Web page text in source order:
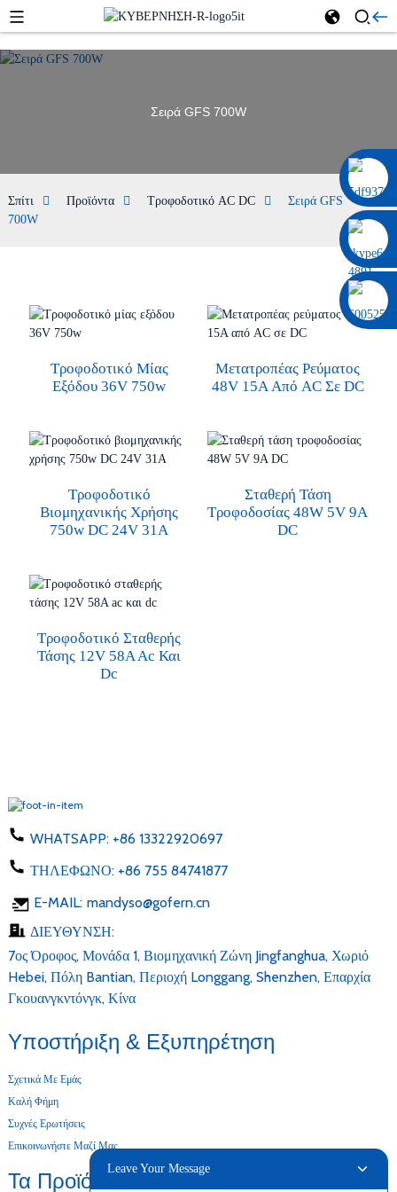
0086 13322920697
Σειρά GFS 700W
Σπίτι Προϊόντα Τροφοδοτικό AC DC
Σειρά GFS
700W
Τροφοδοτικό Μίας
Εξόδου 36V 750w
Μετατροπέας Ρεύματος
48V 15A Από AC Σε DC
Τροφοδοτικό
Βιομηχανικής Χρήσης
750w DC 24V 31A
Σταθερή Τάση
Τροφοδοσίας 48W 5V 9A
DC
Τροφοδοτικό Σταθερής
Τάσης 12V 58A Ac Και
Dc
WHATSAPP: +86 13322920697
ΤΗΛΕΦΩΝΟ: +86 755 84741877
E-MAIL: mandyso@gofern.cn
ΔΙΕΥΘΥΝΣΗ:
7ος Όροφος, Μονάδα 1, Βιομηχανική Ζώνη Jingfanghua, Χωριό
Hebei, Πόλη Bantian, Περιοχή Longgang, Shenzhen, Επαρχία
Γκουανγκντόνγκ, Κίνα
Υποστήριξη & Εξυπηρέτηση
Σχετικά Με Εμάς
Καλή Φήμη
Συχνές Ερωτήσεις
Επικοινωνήστε Μαζί Μας
Τα Προϊόντα Μας
Leave Your Message